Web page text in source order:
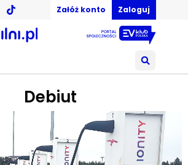
Załóż konto Zaloguj
Debiut